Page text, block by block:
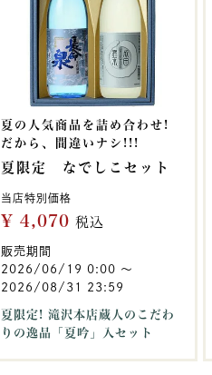
夏の人気商品を詰め合わせ!
だから、間違いナシ!!!
夏限定 なでしこセット
当店特別価格
¥ 4,070 税込
販売期間
2026/06/19 0:00 〜
2026/08/31 23:59
夏限定! 滝沢本店蔵人のこだわ
りの逸品「夏吟」入セット